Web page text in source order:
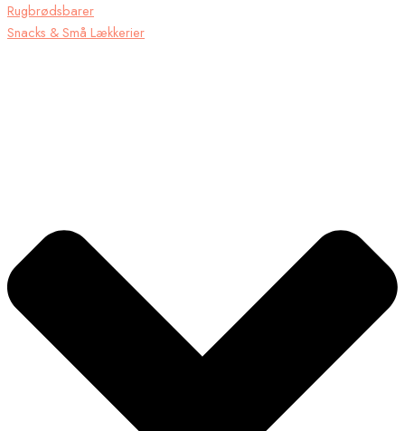
Rugbrødsbarer
Snacks & Små Lækkerier